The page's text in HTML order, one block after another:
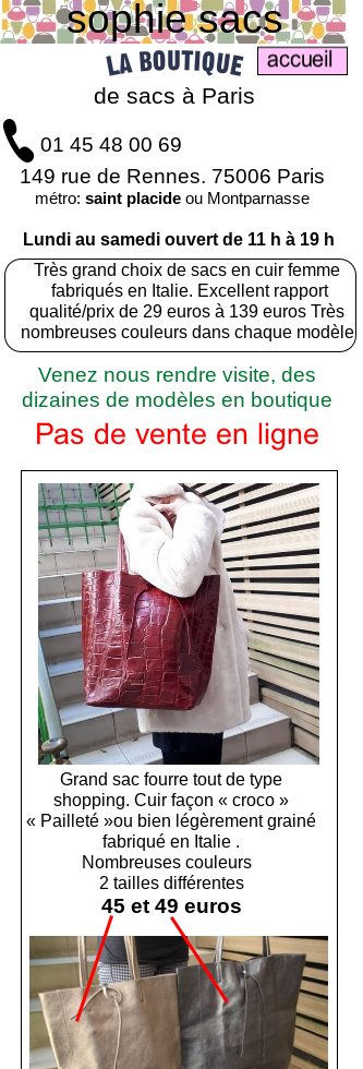
sophie sacs
149 rue de Rennes. 75006 Paris
métro: saint placide ou Montparnasse
de sacs à Paris
01 45 48 00 69
Grand sac fourre tout de type
shopping. Cuir façon « croco »
« Pailleté »ou bien légèrement grainé
fabriqué en Italie .
Nombreuses couleurs
2 tailles différentes
45 et 49 euros
Venez nous rendre visite, des
dizaines de modèles en boutique
Très grand choix de sacs en cuir femme
fabriqués en Italie. Excellent rapport
qualité/prix de 29 euros à 139 euros Très
nombreuses couleurs dans chaque modèle
Lundi au samedi ouvert de 11 h à 19 h